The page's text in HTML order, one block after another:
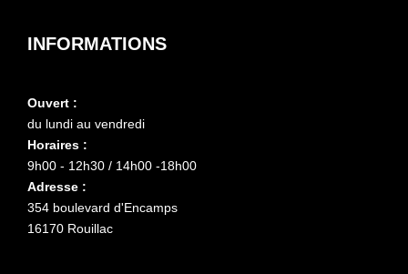
INFORMATIONS
Ouvert :
du lundi au vendredi
Horaires :
9h00 - 12h30 / 14h00 -18h00
Adresse :
354 boulevard d'Encamps
16170 Rouillac